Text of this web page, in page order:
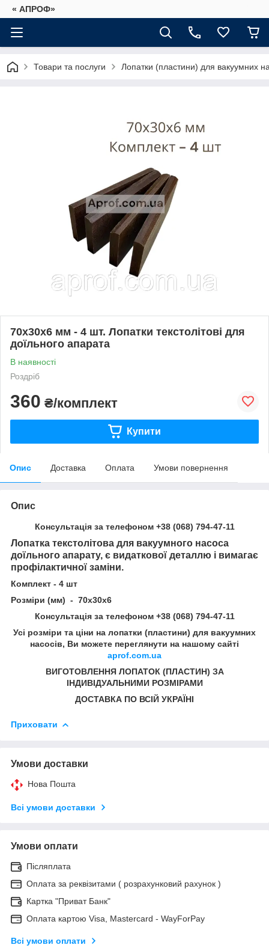
« АПРОФ»
Товари та послуги Лопатки (пластини) для вакуумних
70х30х6 мм - 4 шт. Лопатки текстолітові для
доїльного апарата
В наявності
Роздріб
360 ₴/комплект
Купити
Опис Доставка Оплата Умови повернення
Опис
Консультація за телефоном +38 (068) 794-47-11
Лопатка текстолітова для вакуумного насоса
доїльного апарату, є видаткової деталлю і вимагає
профілактичної заміни.
Комплект - 4 шт
Розміри (мм) - 70х30х6
Консультація за телефоном +38 (068) 794-47-11
Усі розміри та ціни на лопатки (пластини) для вакуумних
насосів, Ви можете переглянути на нашому сайті
aprof.com.ua
ВИГОТОВЛЕННЯ ЛОПАТОК (ПЛАСТИН) ЗА
ІНДИВІДУАЛЬНИМИ РОЗМІРАМИ
ДОСТАВКА ПО ВСІЙ УКРАЇНІ
Приховати
Умови доставки
Нова Пошта
Всі умови доставки
Умови оплати
Післяплата
Оплата за реквізитами ( розрахунковий рахунок )
Картка "Приват Банк"
Оплата картою Visa, Mastercard - WayForPay
Всі умови оплати